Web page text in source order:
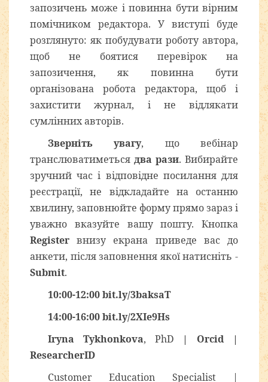
запозичень може і повинна бути вірним
помічником редактора. У виступі буде
розглянуто: як побудувати роботу автора,
щоб не боятися перевірок на
запозичення, як повинна бути
організована робота редактора, щоб і
захистити журнал, і не відлякати
сумлінних авторів.
Зверніть увагу, що вебінар
транслюватиметься два рази. Вибирайте
зручний час і відповідне посилання для
реєстрації, не відкладайте на останню
хвилину, заповнюйте форму прямо зараз і
уважно вказуйте вашу пошту. Кнопка
Register внизу екрана приведе вас до
анкети, після заповнення якої натисніть -
Submit.
10:00-12:00bit.ly/3baksaT
14:00-16:00bit.ly/2XIe9Hs
Iryna Tykhonkova, PhD | Orcid|
ResearcherID
Customer Education Specialist |